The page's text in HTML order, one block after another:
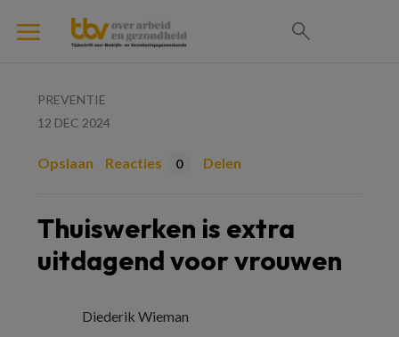
PREVENTIE
12 DEC 2024
Opslaan Reacties 0 Delen
Thuiswerken is extra
uitdagend voor vrouwen
Diederik Wieman